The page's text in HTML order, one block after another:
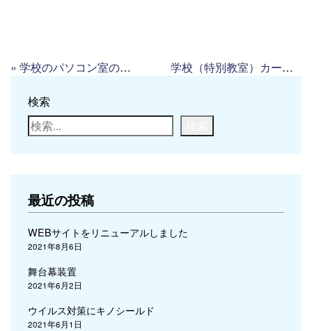
« 学校のパソコン室の遮光カーテン 学校（特別教室）カーテンの交換
検索
最近の投稿
WEBサイトをリニューアルしました
2021年8月6日
舞台幕装置
2021年6月2日
ウイルス対策にキノシールド
2021年6月1日